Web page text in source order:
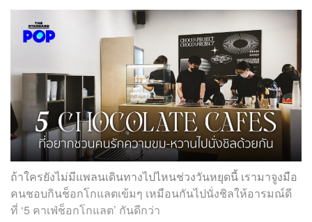
ถ้าใครยังไม่มีแพลนเดินทางไปไหนช่วงวันหยุดนี้ เรามาจูงมือ
คนชอบกินช็อกโกแลตเข้มๆ เหมือนกันไปนั่งชิลให้อารมณ์ดี
ที่ ‘5 คาเฟ่ช็อกโกแลต’ กันดีกว่า